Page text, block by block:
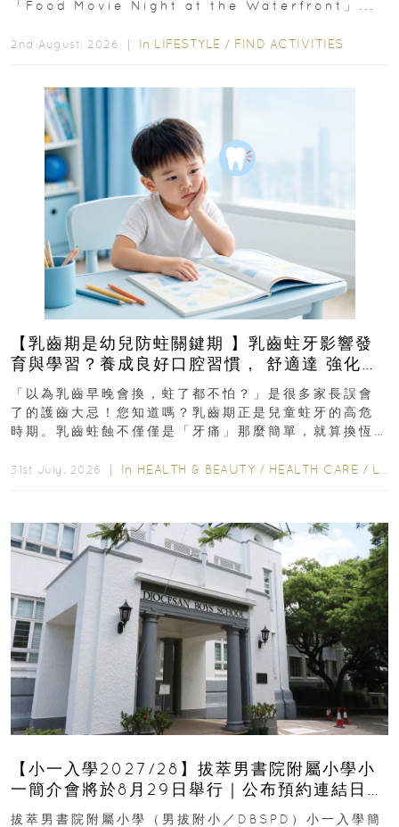
「Food Movie Night at the Waterfront」...
2nd August, 2026 ｜ In LIFESTYLE / FIND ACTIVITIES
【乳齒期是幼兒防蛀關鍵期 】乳齒蛀牙影響發
育與學習？養成良好口腔習慣， 舒適達 強化琺
瑯質 兒童牙膏防護指南
「以為乳齒早晚會換，蛀了都不怕？」是很多家長誤會
了的護齒大忌！您知道嗎？乳齒期正是兒童蛀牙的高危
時期。乳齒蛀蝕不僅僅是「牙痛」那麼簡單，就算換恆
31st July, 2026 ｜ In HEALTH & BEAUTY / HEALTH CARE / LIFESTYLE
【小一入學2027/28】拔萃男書院附屬小學小
一簡介會將於8月29日舉行｜公布預約連結日期
｜更設有網上重溫
拔萃男書院附屬小學（男拔附小／DBSPD）小一入學簡